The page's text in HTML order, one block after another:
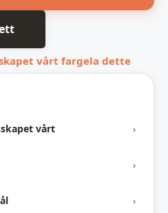
vårt ›
›
›
vårt fargela dette